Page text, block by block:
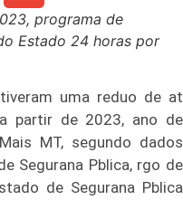
programa de
Estado 24 horas por
uma reduo de at
partir de 2023, ano de
MT, segundo dados
Segurana Pblica, rgo de
de Segurana Pblica